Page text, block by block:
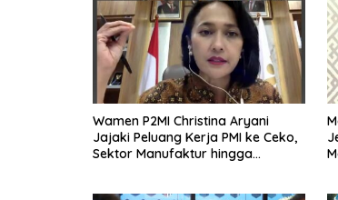
Wamen P2MI Christina Aryani
Jajaki Peluang Kerja PMI ke Ceko,
Sektor Manufaktur hingga